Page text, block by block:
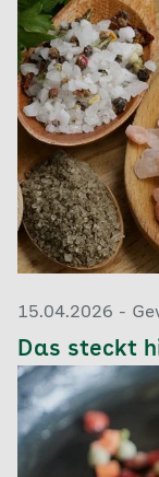
15.04.2026 -
Das steckt